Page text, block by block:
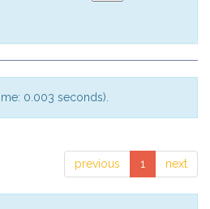
0.003 seconds).
previous 1 next